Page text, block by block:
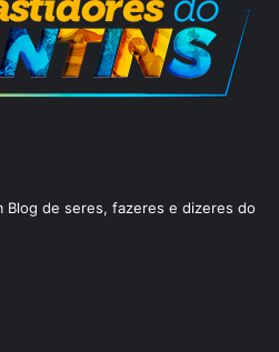
Blog de seres, fazeres e dizeres do